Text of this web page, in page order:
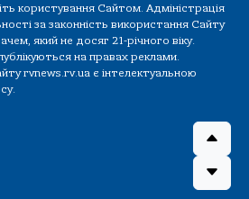
користування Сайтом. Адміністрація
за законність використання Сайту
який не досяг 21-річного віку.
на правах реклами.
rvnews.rv.ua є інтелектуальною